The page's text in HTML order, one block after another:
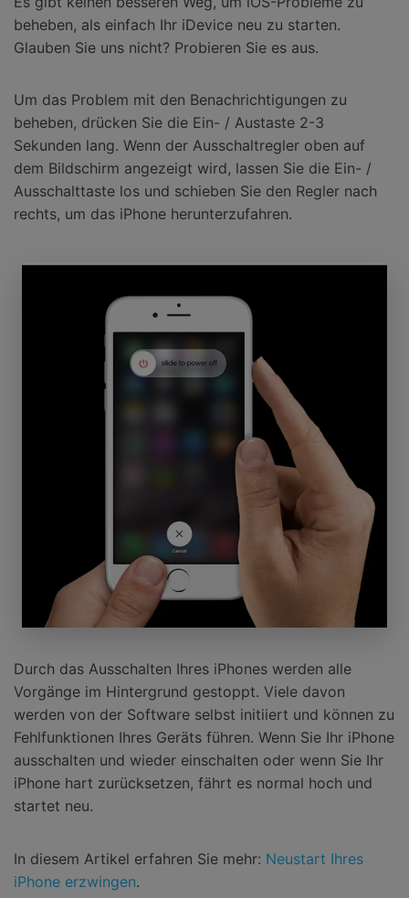
beheben, als einfach Ihr iDevice neu zu starten.
Glauben Sie uns nicht? Probieren Sie es aus.
Um das Problem mit den Benachrichtigungen zu
beheben, drücken Sie die Ein- / Austaste 2-3
Sekunden lang. Wenn der Ausschaltregler oben auf
dem Bildschirm angezeigt wird, lassen Sie die Ein- /
Ausschalttaste los und schieben Sie den Regler nach
rechts, um das iPhone herunterzufahren.
Durch das Ausschalten Ihres iPhones werden alle
Vorgänge im Hintergrund gestoppt. Viele davon
werden von der Software selbst initiiert und können zu
Fehlfunktionen Ihres Geräts führen. Wenn Sie Ihr iPhone
ausschalten und wieder einschalten oder wenn Sie Ihr
iPhone hart zurücksetzen, fährt es normal hoch und
startet neu.
In diesem Artikel erfahren Sie mehr: Neustart Ihres
iPhone erzwingen.